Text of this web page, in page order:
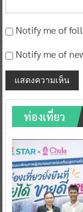
Notify me of
Notify me of
ท่องเที่ยว